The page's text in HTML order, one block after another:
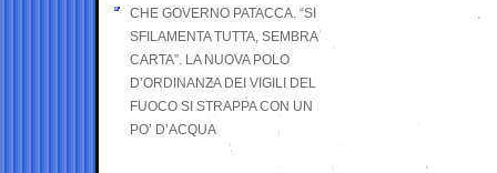
CHE GOVERNO PATACCA. “SI
SFILAMENTA TUTTA, SEMBRA
CARTA”. LA NUOVA POLO
D’ORDINANZA DEI VIGILI DEL
FUOCO SI STRAPPA CON UN
PO’ D’ACQUA